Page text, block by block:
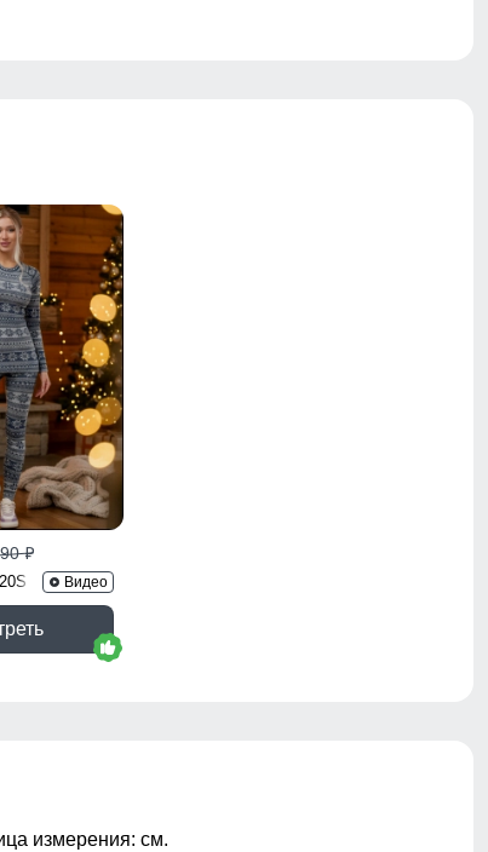
p
Видео
измерения: см.